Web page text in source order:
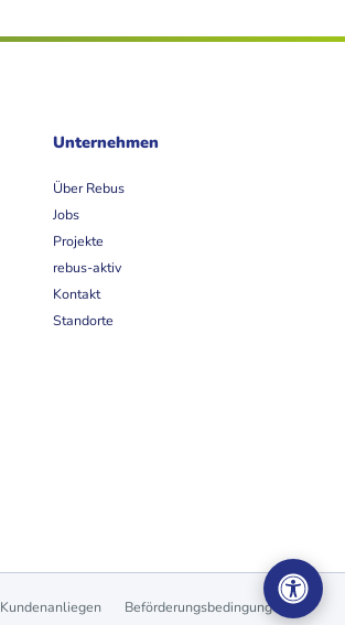
Unternehmen
Über Rebus
Jobs
Projekte
rebus-aktiv
Kontakt
Standorte
Kundenanliegen Beförderungsbedingungen